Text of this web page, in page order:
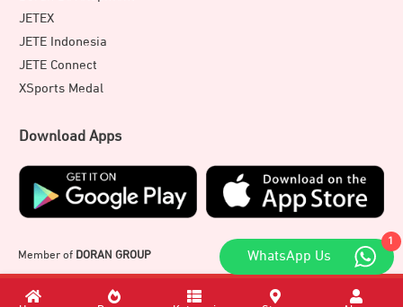
JETEX
JETE Indonesia
JETE Connect
XSports Medal
Download Apps
Member of DORAN GROUP
1
WhatsApp Us